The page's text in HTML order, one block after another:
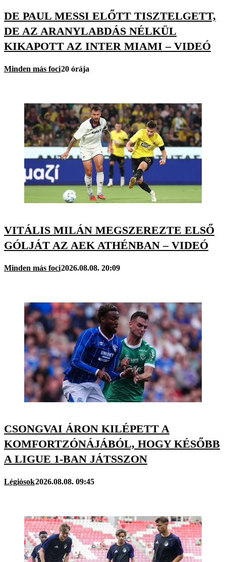
DE PAUL MESSI ELŐTT TISZTELGETT,
DE AZ ARANYLABDÁS NÉLKÜL
KIKAPOTT AZ INTER MIAMI – VIDEÓ
Minden más foci20 órája
VITÁLIS MILÁN MEGSZEREZTE ELSŐ
GÓLJÁT AZ AEK ATHÉNBAN – VIDEÓ
Minden más foci2026.08.08. 20:09
CSONGVAI ÁRON KILÉPETT A
KOMFORTZÓNÁJÁBÓL, HOGY KÉSŐBB
A LIGUE 1-BAN JÁTSSZON
Légiósok2026.08.08. 09:45